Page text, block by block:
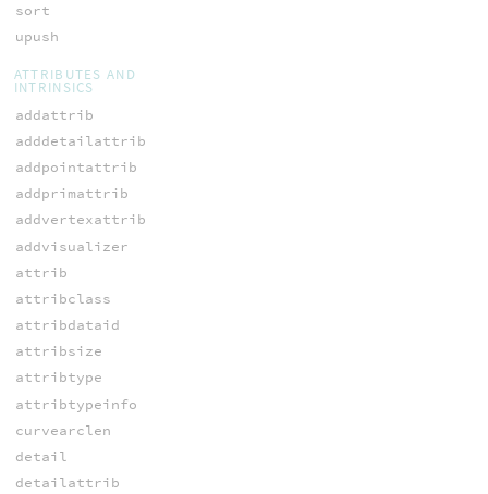
sort
upush
ATTRIBUTES AND
INTRINSICS
addattrib
adddetailattrib
addpointattrib
addprimattrib
addvertexattrib
addvisualizer
attrib
attribclass
attribdataid
attribsize
attribtype
attribtypeinfo
curvearclen
detail
detailattrib